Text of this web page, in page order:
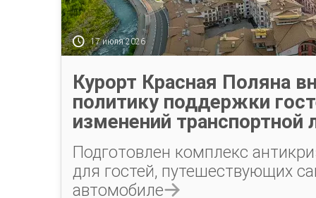
17 июля 2026
Курорт Красная Поляна
политику поддержки
изменений транспортной
Подготовлен комплекс
для гостей, путешествующих
автомобиле